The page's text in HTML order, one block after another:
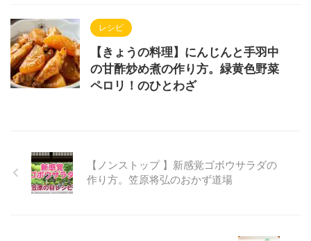
レシピ
【きょうの料理】にんじんと手羽中
の甘酢炒め煮の作り方。緑黄色野菜
ペロリ！のひとわざ
【ノンストップ 】新感覚ゴボウサラダの
作り方。笠原将弘のおかず道場